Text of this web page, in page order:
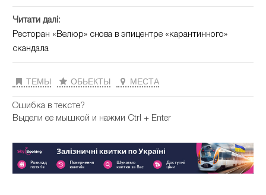
Читати далі:
Ресторан «Велюр» снова в эпицентре «карантинного»
скандала
ТЕМЫ ОБЬЕКТЫ МЕСТА
Ошибка в тексте?
Выдели ее мышкой и нажми Ctrl + Enter